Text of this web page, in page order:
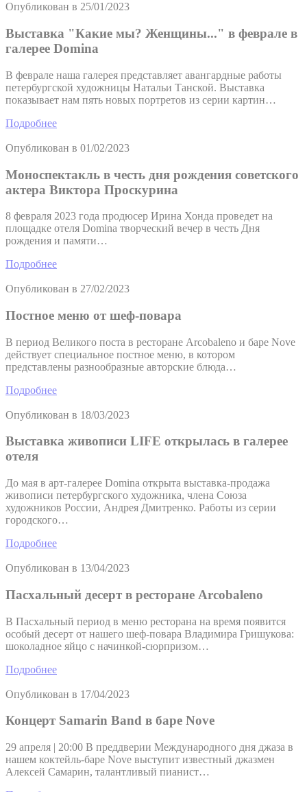
Опубликован в 25/01/2023
Выставка "Какие мы? Женщины..." в феврале в
галерее Domina
В феврале наша галерея представляет авангардные работы
петербургской художницы Натальи Танской. Выставка
показывает нам пять новых портретов из серии картин…
Подробнее
Опубликован в 01/02/2023
Моноспектакль в честь дня рождения советского
актера Виктора Проскурина
8 февраля 2023 года продюсер Ирина Хонда проведет на
площадке отеля Domina творческий вечер в честь Дня
рождения и памяти…
Подробнее
Опубликован в 27/02/2023
Постное меню от шеф-повара
В период Великого поста в ресторане Arcobaleno и баре Nove
действует специальное постное меню, в котором
представлены разнообразные авторские блюда…
Подробнее
Опубликован в 18/03/2023
Выставка живописи LIFE открылась в галерее
отеля
До мая в арт-галерее Domina открыта выставка-продажа
живописи петербургского художника, члена Союза
художников России, Андрея Дмитренко. Работы из серии
городского…
Подробнее
Опубликован в 13/04/2023
Пасхальный десерт в ресторане Arcobaleno
В Пасхальный период в меню ресторана на время появится
особый десерт от нашего шеф-повара Владимира Гришукова:
шоколадное яйцо с начинкой-сюрпризом…
Подробнее
Опубликован в 17/04/2023
Концерт Samarin Band в баре Nove
29 апреля | 20:00 В преддверии Международного дня джаза в
нашем коктейль-баре Nove выступит известный джазмен
Алексей Самарин, талантливый пианист…